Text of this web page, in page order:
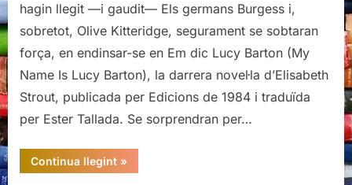
hagin llegit —i gaudit— Els germans Burgess i,
sobretot, Olive Kitteridge, segurament se sobtaran
força, en endinsar-se en Em dic Lucy Barton (My
Name Is Lucy Barton), la darrera novel·la d’Elisabeth
Strout, publicada per Edicions de 1984 i traduïda
per Ester Tallada. Se sorprendran per…
Continua llegint“Em
dic
»